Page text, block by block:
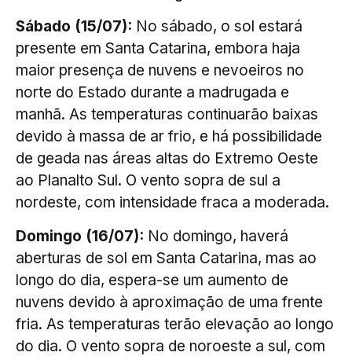
Sábado (15/07): No sábado, o sol estará
presente em Santa Catarina, embora haja
maior presença de nuvens e nevoeiros no
norte do Estado durante a madrugada e
manhã. As temperaturas continuarão baixas
devido à massa de ar frio, e há possibilidade
de geada nas áreas altas do Extremo Oeste
ao Planalto Sul. O vento sopra de sul a
nordeste, com intensidade fraca a moderada.
Domingo (16/07): No domingo, haverá
aberturas de sol em Santa Catarina, mas ao
longo do dia, espera-se um aumento de
nuvens devido à aproximação de uma frente
fria. As temperaturas terão elevação ao longo
do dia. O vento sopra de noroeste a sul, com